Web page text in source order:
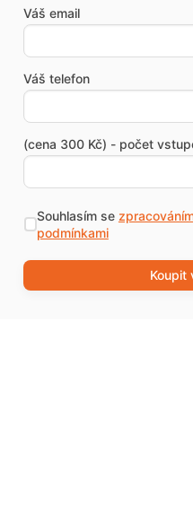
Váš email
Váš telefon
(cena 300 Kč) - počet
Souhlasím se
podmínkami
Koupit